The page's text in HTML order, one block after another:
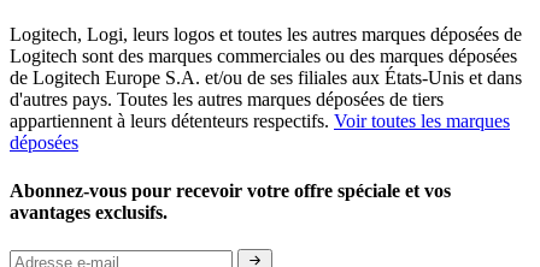
Logitech, Logi, leurs logos et toutes les autres marques déposées de
Logitech sont des marques commerciales ou des marques déposées
de Logitech Europe S.A. et/ou de ses filiales aux États-Unis et dans
d'autres pays. Toutes les autres marques déposées de tiers
appartiennent à leurs détenteurs respectifs. Voir toutes les marques
déposées
Abonnez-vous pour recevoir votre offre spéciale et vos
avantages exclusifs.